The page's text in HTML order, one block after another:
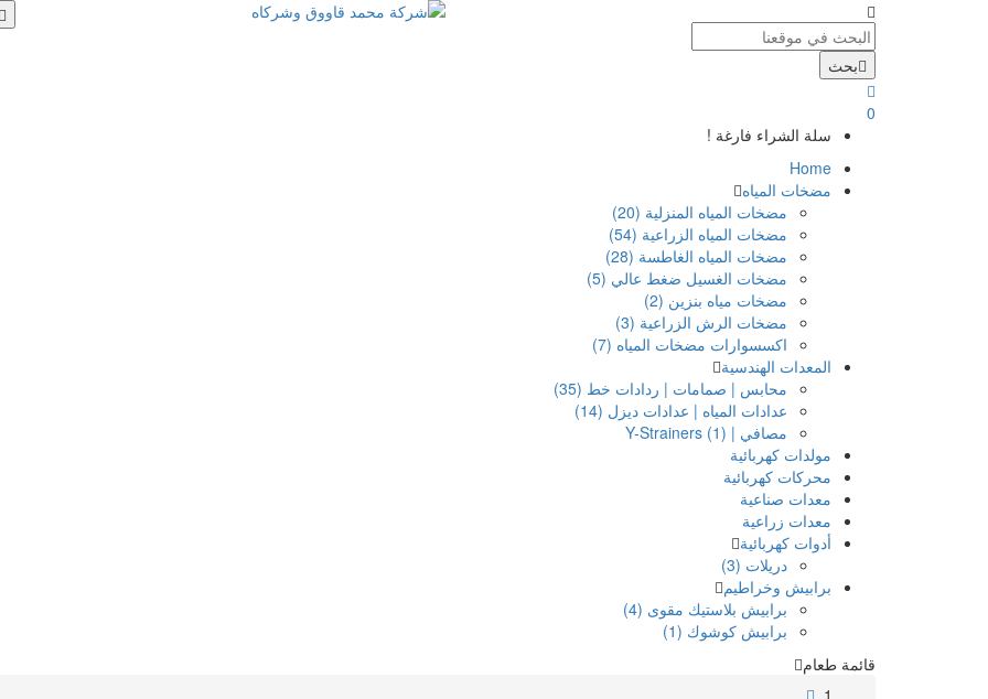
بحث
0
سلة الشراء فارغة !
Home
مضخات المياه
مضخات المياه المنزلية (20)
مضخات المياه الزراعية (54)
مضخات المياه الغاطسة (28)
مضخات الغسيل ضغط عالي (5)
مضخات مياه بنزين (2)
مضخات الرش الزراعية (3)
اكسسوارات مضخات المياه (7)
المعدات الهندسية
محابس | صمامات | ردادات خط (35)
عدادات المياه | عدادات ديزل (14)
مصافي | Y-Strainers (1)
مولدات كهربائية
محركات كهربائية
معدات صناعية
معدات زراعية
أدوات كهربائية
دريلات (3)
برابيش وخراطيم
برابيش بلاستيك مقوى (4)
برابيش كوشوك (1)
قائمة طعام